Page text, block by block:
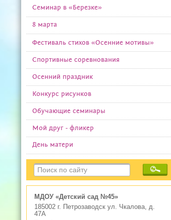
Семинар в «Березке»
8 марта
Фестиваль стихов «Осенние мотивы»
Спортивные соревнования
Осенний праздник
Конкурс рисунков
Обучающие семинары
Мой друг - фликер
День матери
МДОУ «Детский сад №45»
185002 г. Петрозаводск ул. Чкалова, д.
47А